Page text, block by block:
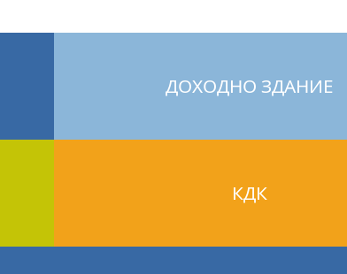
ДОХОДНО ЗДАНИЕ
КДК